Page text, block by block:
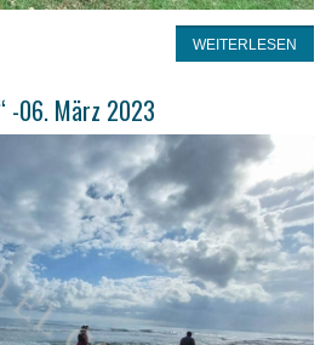
WEITERLESEN
-06. März 2023